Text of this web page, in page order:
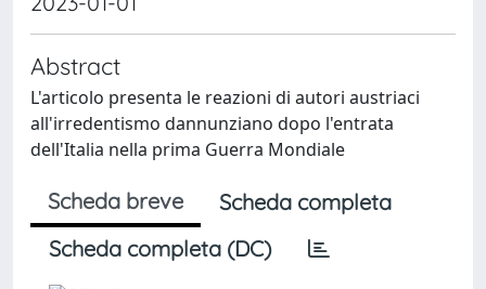
Abstract
L'articolo presenta le reazioni di autori austriaci
all'irredentismo dannunziano dopo l'entrata
dell'Italia nella prima Guerra Mondiale
Scheda breve
Scheda completa
Scheda completa (DC)